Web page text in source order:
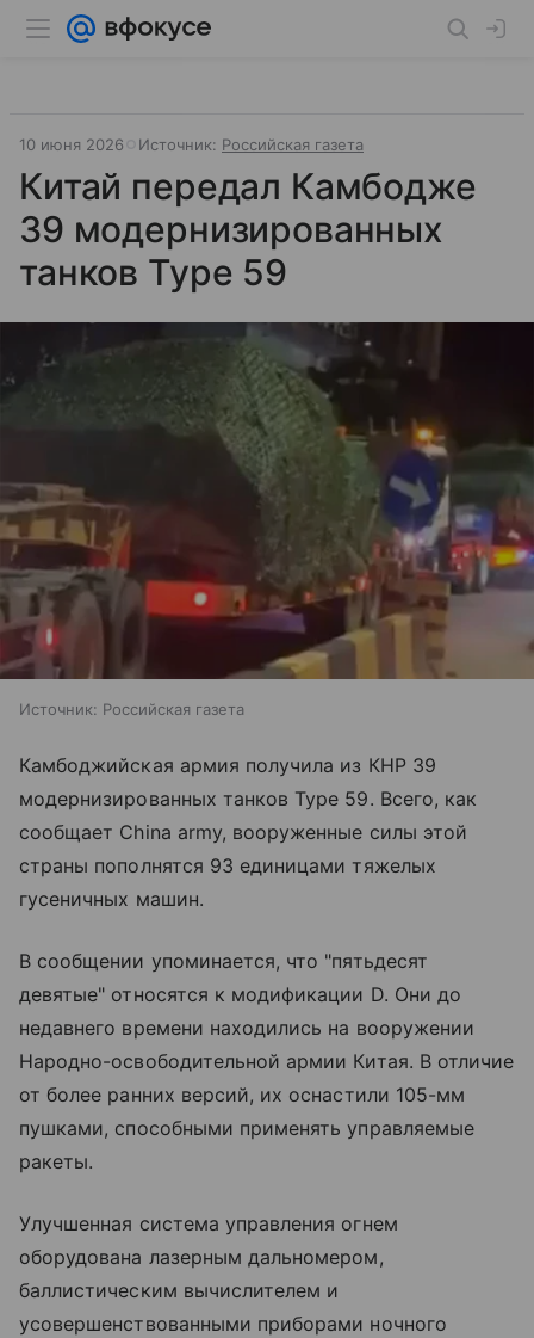
10 июня 2026 Источник: Российская газета
Китай передал Камбодже
39 модернизированных
танков Type 59
Источник: Российская газета
Камбоджийская армия получила из КНР 39
модернизированных танков Type 59. Всего, как
сообщает China army, вооруженные силы этой
страны пополнятся 93 единицами тяжелых
гусеничных машин.
В сообщении упоминается, что "пятьдесят
девятые" относятся к модификации D. Они до
недавнего времени находились на вооружении
Народно-освободительной армии Китая. В отличие
от более ранних версий, их оснастили 105-мм
пушками, способными применять управляемые
ракеты.
Улучшенная система управления огнем
оборудована лазерным дальномером,
баллистическим вычислителем и
усовершенствованными приборами ночного